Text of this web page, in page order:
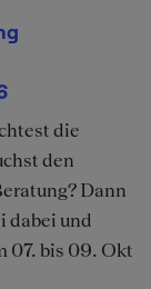
die
den
Dann
dabei und
07. bis 09. Okt